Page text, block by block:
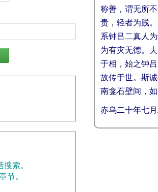
索。
。
称善，谓无所
贵，轻者为贱
系钟吕二真人
为有灾无德。
于相，始之钟
故传于世。斯
南龛石壁间，
赤乌二十年七